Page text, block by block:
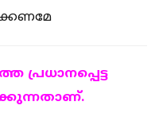
പ്രധാനപ്പെട്ട